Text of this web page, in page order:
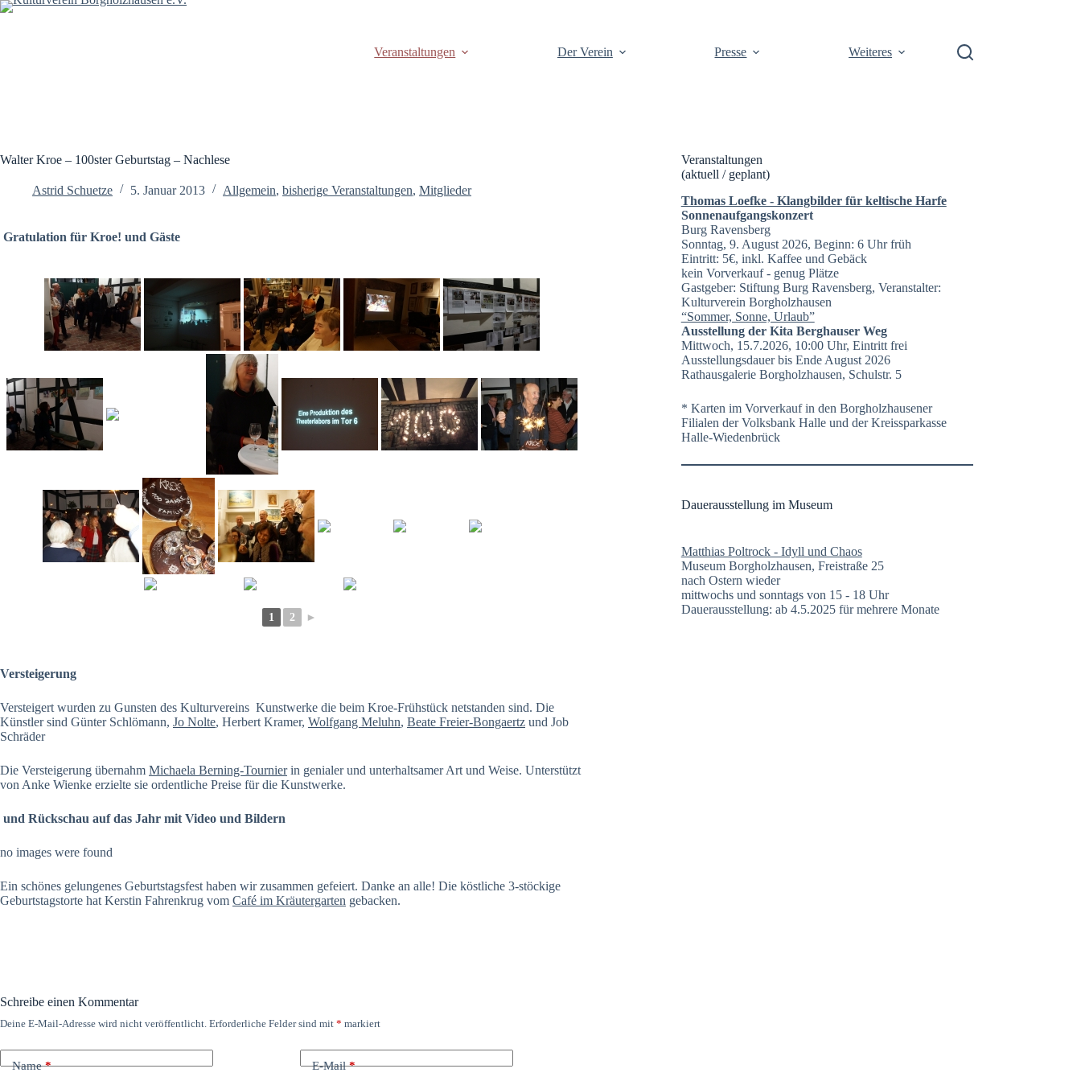
Zum
Veranstaltungen
Der Verein Presse Weiteres
Walter Kroe – 100ster Geburtstag – Nachlese
Astrid Schuetze 5. Januar 2013 Allgemein, bisherige Veranstaltungen, Mitglieder
Gratulation für Kroe! und Gäste
1 2 ►
Versteigerung
Versteigert wurden zu Gunsten des Kulturvereins Kunstwerke die beim Kroe-Frühstück netstanden sind. Die
Künstler sind Günter Schlömann, Jo Nolte, Herbert Kramer, Wolfgang Meluhn, Beate Freier-Bongaertz und Job
Schräder
Die Versteigerung übernahm Michaela Berning-Tournierin genialer und unterhaltsamer Art und Weise. Unterstützt
von Anke Wienke erzielte sie ordentliche Preise für die Kunstwerke.
und Rückschau auf das Jahr mit Video und Bildern
no images were found
Ein schönes gelungenes Geburtstagsfest haben wir zusammen gefeiert. Danke an alle! Die köstliche 3-stöckige
Geburtstagstorte hat Kerstin Fahrenkrug vom Café im Kräutergarten gebacken.
Schreibe einen Kommentar
Deine E-Mail-Adresse wird nicht veröffentlicht. Erforderliche Felder sind mit * markiert
Name* E-Mail*
Veranstaltungen
(aktuell / geplant)
Thomas Loefke - Klangbilder für keltische Harfe
Sonnenaufgangskonzert
Burg Ravensberg
Sonntag, 9. August 2026, Beginn: 6 Uhr früh
Eintritt: 5€, inkl. Kaffee und Gebäck
kein Vorverkauf - genug Plätze
Gastgeber: Stiftung Burg Ravensberg, Veranstalter:
Kulturverein Borgholzhausen
“Sommer, Sonne, Urlaub”
Ausstellung der Kita Berghauser Weg
Mittwoch, 15.7.2026, 10:00 Uhr, Eintritt frei
Ausstellungsdauer bis Ende August 2026
Rathausgalerie Borgholzhausen, Schulstr. 5
* Karten im Vorverkauf in den Borgholzhausener
Filialen der Volksbank Halle und der Kreissparkasse
Halle-Wiedenbrück
Dauerausstellung im Museum
Matthias Poltrock - Idyll und Chaos
Museum Borgholzhausen, Freistraße 25
nach Ostern wieder
mittwochs und sonntags von 15 - 18 Uhr
Dauerausstellung: ab 4.5.2025 für mehrere Monate